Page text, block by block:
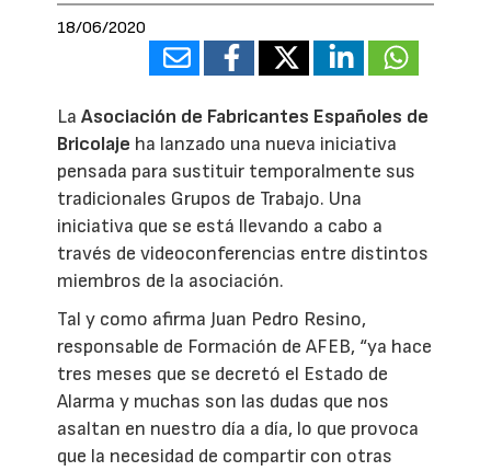
18/06/2020
La Asociación de Fabricantes Españoles de
Bricolaje ha lanzado una nueva iniciativa
pensada para sustituir temporalmente sus
tradicionales Grupos de Trabajo. Una
iniciativa que se está llevando a cabo a
través de videoconferencias entre distintos
miembros de la asociación.
Tal y como afirma Juan Pedro Resino,
responsable de Formación de AFEB, “ya hace
tres meses que se decretó el Estado de
Alarma y muchas son las dudas que nos
asaltan en nuestro día a día, lo que provoca
que la necesidad de compartir con otras